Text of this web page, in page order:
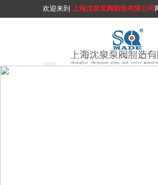
欢迎来到 上海沈泉泵阀制造有限公司